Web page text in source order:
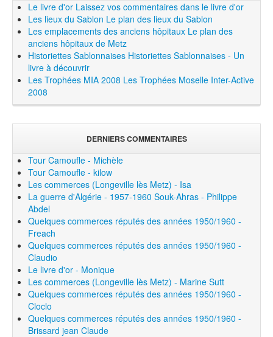
Le livre d'or Laissez vos commentaires dans le livre d'or
Les lieux du Sablon Le plan des lieux du Sablon
Les emplacements des anciens hôpitaux Le plan des
anciens hôpitaux de Metz
Historiettes Sablonnaises Historiettes Sablonnaises - Un
livre à découvrir
Les Trophées MIA 2008 Les Trophées Moselle Inter-Active
2008
DERNIERS COMMENTAIRES
Tour Camoufle - Michèle
Tour Camoufle - kilow
Les commerces (Longeville lès Metz) - Isa
La guerre d'Algérie - 1957-1960 Souk-Ahras - Philippe
Abdel
Quelques commerces réputés des années 1950/1960 -
Freach
Quelques commerces réputés des années 1950/1960 -
Claudio
Le livre d'or - Monique
Les commerces (Longeville lès Metz) - Marine Sutt
Quelques commerces réputés des années 1950/1960 -
Cloclo
Quelques commerces réputés des années 1950/1960 -
Brissard jean Claude